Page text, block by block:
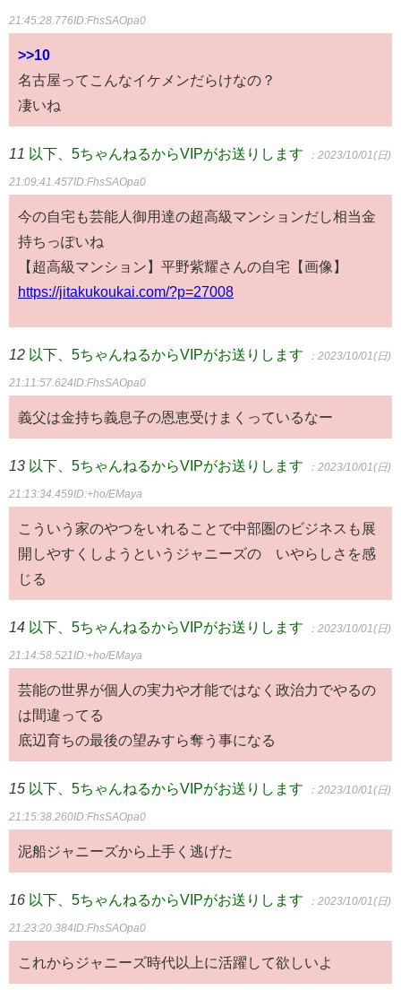
21:45:28.776ID:FhsSAOpa0
>>10
名古屋ってこんなイケメンだらけなの？
凄いね
11 以下、5ちゃんねるからVIPがお送りします ：2023/10/01(日)
21:09:41.457ID:FhsSAOpa0
今の自宅も芸能人御用達の超高級マンションだし相当金
持ちっぽいね
【超高級マンション】平野紫耀さんの自宅【画像】
https://jitakukoukai.com/?p=27008
12 以下、5ちゃんねるからVIPがお送りします ：2023/10/01(日)
21:11:57.624ID:FhsSAOpa0
義父は金持ち義息子の恩恵受けまくっているなー
13 以下、5ちゃんねるからVIPがお送りします ：2023/10/01(日)
21:13:34.459ID:+ho/EMaya
こういう家のやつをいれることで中部圏のビジネスも展
開しやすくしようというジャニーズの゙いやらしさを感
じる
14 以下、5ちゃんねるからVIPがお送りします ：2023/10/01(日)
21:14:58.521ID:+ho/EMaya
芸能の世界が個人の実力や才能ではなく政治力でやるの
は間違ってる
底辺育ちの最後の望みすら奪う事になる
15 以下、5ちゃんねるからVIPがお送りします ：2023/10/01(日)
21:15:38.260ID:FhsSAOpa0
泥船ジャニーズから上手く逃げた
16 以下、5ちゃんねるからVIPがお送りします ：2023/10/01(日)
21:23:20.384ID:FhsSAOpa0
これからジャニーズ時代以上に活躍して欲しいよ